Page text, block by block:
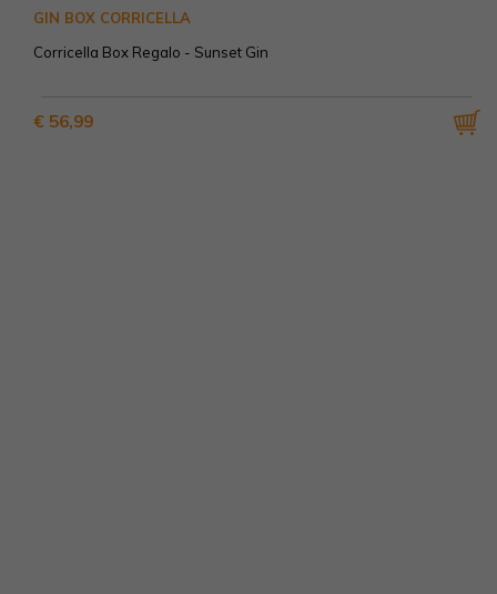
GIN BOX CORRICELLA
Corricella Box Regalo - Sunset Gin
€ 56,99